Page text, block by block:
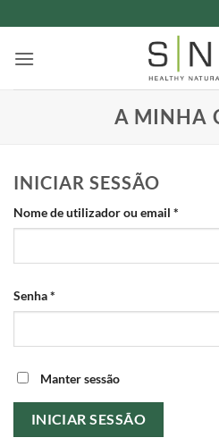
to
content
A MINHA
INICIAR SESSÃO
Nome de utilizador ou email *
Senha*
Manter sessão
INICIAR SESSÃO